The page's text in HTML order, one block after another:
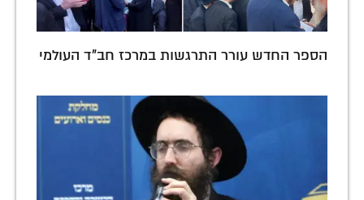
הספר החדש עורר התרגשות במרכז חב"ד העולמי